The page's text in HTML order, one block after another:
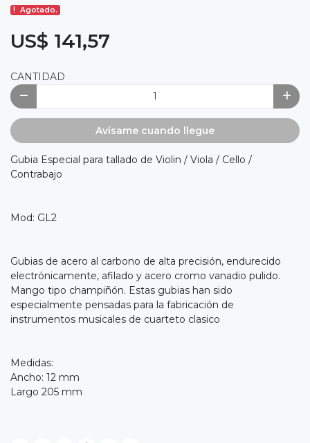
Agotado.
US$ 141,57
CANTIDAD
Avísame cuando llegue
Gubia Especial para tallado de Violin / Viola / Cello /
Contrabajo
Mod: GL2
Gubias de acero al carbono de alta precisión, endurecido
electrónicamente, afilado y acero cromo vanadio pulido.
Mango tipo champiñón. Estas gubias han sido
especialmente pensadas para la fabricación de
instrumentos musicales de cuarteto clasico
Medidas:
Ancho: 12 mm
Largo 205 mm